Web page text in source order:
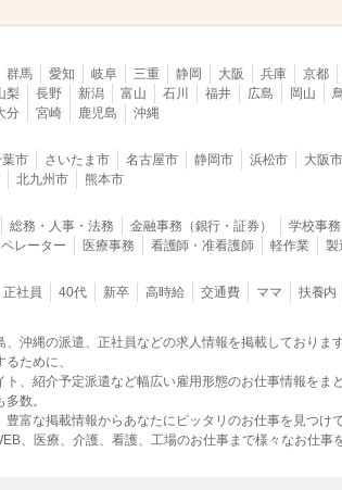
群馬 愛知 岐阜 三重 静岡 大阪 兵庫 京都
梨 長野 新潟 富山 石川 福井 広島 岡山
分 宮崎 鹿児島 沖縄
葉市 さいたま市 名古屋市 静岡市 浜松市 大阪市
北九州市 熊本市
総務・人事・法務 金融事務（銀行・証券） 学校事務
レーター 医療事務 看護師・准看護師 軽作業 製
正社員 40代 新卒 高時給 交通費 ママ 扶養内
沖縄の派遣、正社員などの求人情報を掲載しております
ために、
、紹介予定派遣など幅広い雇用形態のお仕事情報をま
数。
富な掲載情報からあなたにピッタリのお仕事を見つけて
、医療、介護、看護、工場のお仕事まで様々なお仕事